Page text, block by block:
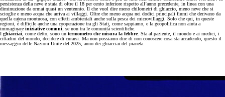
persistenza della neve è stata di oltre il 18 per cento inferiore rispetto all’anno precedente, in linea con una
diminuzione da ormai quasi un ventennio. Il che vuol dire meno chilometri di ghiaccio, meno neve che si
scioglie e meno acqua che arriva ai villaggi. Oltre che meno acqua nei dodici principali fiumi che derivano da
quella catena montuosa, con effetti ambientali anche sulla pesca dei microvillaggi. Solo che qui, in queste
regioni, è difficile anche una cooperazione tra gli Stati, come sappiamo, e la geopolitica non aiuta a
immaginare iniziative comuni , se non tra le comunità scientifiche.
I ghiacciai , come detto, sono un termometro che misura la febbre. Sta al paziente, il mondo e ai medici, i
cittadini del mondo, decidere di curarsi. Ma non possiamo dire di non conoscere cosa sta accadendo, questo il
messaggio delle Nazioni Unite del 2025, anno dei ghiacciai del pianeta.